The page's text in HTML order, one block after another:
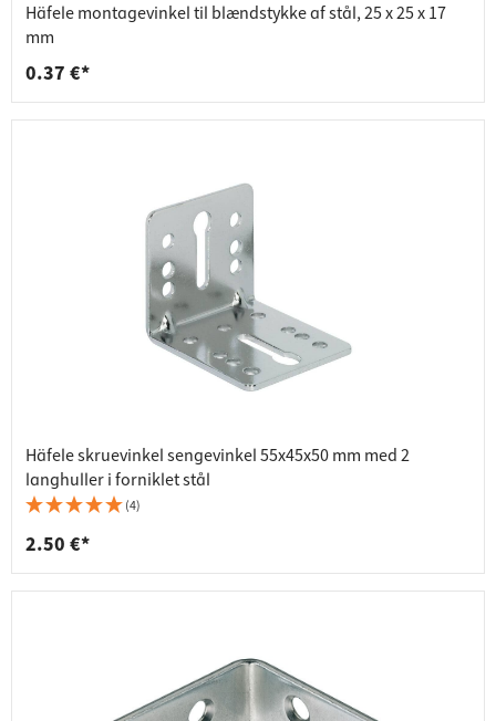
Häfele montagevinkel til blændstykke af stål, 25 x 25 x 17
mm
0.37 €*
Häfele skruevinkel sengevinkel 55x45x50 mm med 2
langhuller i forniklet stål
(4)
2.50 €*